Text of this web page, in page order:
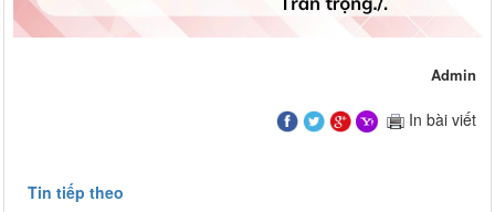
Admin
In bài viết
Tin tiếp theo